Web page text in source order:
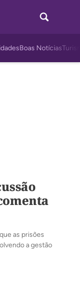
Boas Notícias
as prisões
a gestão